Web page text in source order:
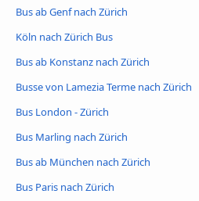
Bus ab Genf nach Zürich
Köln nach Zürich Bus
Bus ab Konstanz nach Zürich
Busse von Lamezia Terme nach Zürich
Bus London - Zürich
Bus Marling nach Zürich
Bus ab München nach Zürich
Bus Paris nach Zürich